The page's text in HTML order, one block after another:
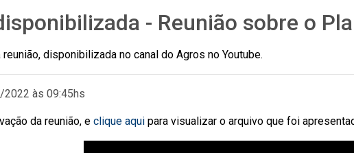
- Reunião sobre o
disponibilizada no canal do Agros no Youtube.
às 09:45hs
da reunião, e clique aqui para visualizar o arquivo que foi